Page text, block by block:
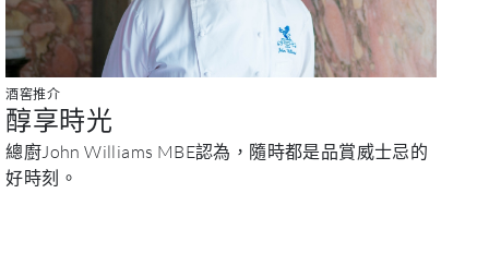
酒窖推介
醇享時光
總廚John Williams MBE認為，隨時都是品賞威士忌的
好時刻。